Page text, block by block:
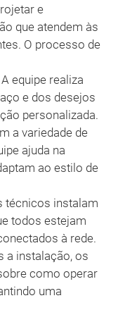
e
que atendem às
O processo de
A equipe realiza
e dos desejos
personalizada.
a variedade de
ajuda na
ao estilo de
técnicos instalam
todos estejam
à rede.
a instalação, os
como operar
uma